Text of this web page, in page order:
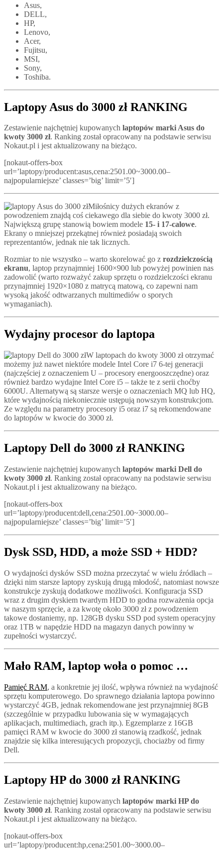
Asus,
DELL,
HP,
Lenovo,
Acer,
Fujitsu,
MSI,
Sony,
Toshiba.
Laptopy Asus do 3000 zł RANKING
Zestawienie najchętniej kupowanych laptopów marki Asus do
kwoty 3000 zł. Ranking został opracowany na podstawie serwisu
Nokaut.pl i jest aktualizowany na bieżąco.
[nokaut-offers-box
url=’laptopy/producent:asus,cena:2501.00~3000.00–
najpopularniejsze’ classes=’big’ limit=’5′]
Miłośnicy dużych ekranów z
powodzeniem znajdą coś ciekawego dla siebie do kwoty 3000 zł.
Największą grupę stanowią bowiem modele 15- i 17-calowe.
Ekrany o mniejszej przekątnej również posiadają swoich
reprezentantów, jednak nie tak licznych.
Rozmiar to nie wszystko – warto skorelować go z rozdzielczością
ekranu, laptop przynajmniej 1600×900 lub powyżej powinien nas
zadowolić (warto rozważyć zakup sprzętu o rozdzielczości ekranu
przynajmniej 1920×1080 z matrycą matową, co zapewni nam
wysoką jakość odtwarzanych multimediów o sporych
wymaganiach).
Wydajny procesor do laptopa
W laptopach do kwoty 3000 zł otrzymać
możemy już nawet niektóre modele Intel Core i7 6-tej generacji
(najczęściej z oznaczeniem U – procesory energooszczędne) oraz
również bardzo wydajne Intel Core i5 – także te z serii choćby
6000U. Alternatywą są starsze wersje o oznaczeniach MQ lub HQ,
które wydajnością niekoniecznie ustępują nowszym konstrukcjom.
Ze względu na parametry procesory i5 oraz i7 są rekomendowane
do laptopów w kwocie do 3000 zł.
Laptopy Dell do 3000 zł RANKING
Zestawienie najchętniej kupowanych laptopów marki Dell do
kwoty 3000 zł. Ranking został opracowany na podstawie serwisu
Nokaut.pl i jest aktualizowany na bieżąco.
[nokaut-offers-box
url=’laptopy/producent:dell,cena:2501.00~3000.00–
najpopularniejsze’ classes=’big’ limit=’5′]
Dysk SSD, HDD, a może SSD + HDD?
O wydajności dysków SSD można przeczytać w wielu źródłach –
dzięki nim starsze laptopy zyskują drugą młodość, natomiast nowsze
konstrukcje zyskują dodatkowe możliwości. Konfiguracja SSD
wraz z drugim dyskiem twardym HDD to godna rozważenia opcja
w naszym sprzęcie, a za kwotę około 3000 zł z powodzeniem
takowe dostaniemy, np. 128GB dysku SSD pod system operacyjny
oraz 1TB w napędzie HDD na magazyn danych powinny w
zupełności wystarczyć.
Mało RAM, laptop woła o pomoc …
Pamięć RAM, a konkretnie jej ilość, wpływa również na wydajność
sprzętu komputerowego. Do sprawnego działania laptopa powinno
wystarczyć 4GB, jednak rekomendowane jest przynajmniej 8GB
(szczególnie w przypadku lubowania się w wymagających
aplikacjach, multimediach, grach itp.). Egzemplarze z 16GB
pamięci RAM w kwocie do 3000 zł stanowią rzadkość, jednak
znajdzie się kilka interesujących propozycji, chociażby od firmy
Dell.
Laptopy HP do 3000 zł RANKING
Zestawienie najchętniej kupowanych laptopów marki HP do
kwoty 3000 zł. Ranking został opracowany na podstawie serwisu
Nokaut.pl i jest aktualizowany na bieżąco.
[nokaut-offers-box
url=’laptopy/producent:hp,cena:2501.00~3000.00–